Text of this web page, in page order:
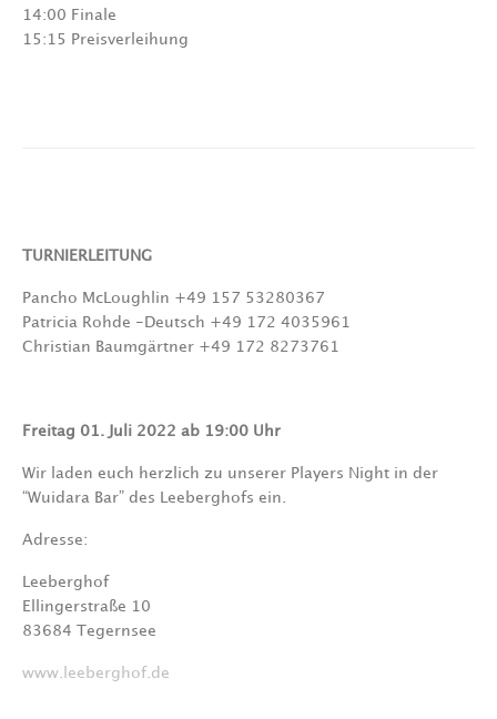
14:00 Finale
15:15 Preisverleihung
TURNIERLEITUNG
Pancho McLoughlin +49 157 53280367
Patricia Rohde -Deutsch +49 172 4035961
Christian Baumgärtner +49 172 8273761
Freitag 01. Juli 2022 ab 19:00 Uhr
Wir laden euch herzlich zu unserer Players Night in der
“Wuidara Bar” des Leeberghofs ein.
Adresse:
Leeberghof
Ellingerstraße 10
83684 Tegernsee
www.leeberghof.de